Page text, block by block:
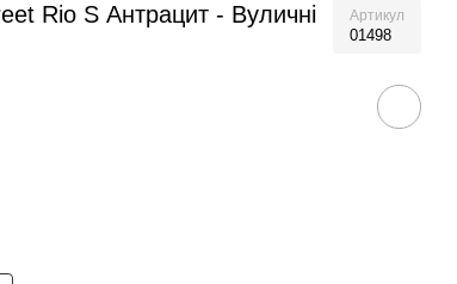
Rio S Антрацит - Вуличні Артикул
01498